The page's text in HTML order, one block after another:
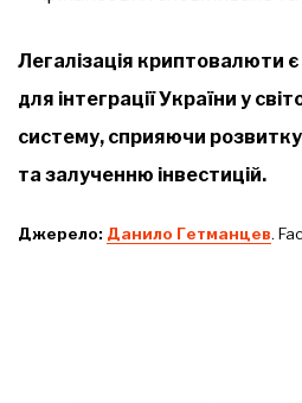
Легалізація криптовалюти
для інтеграції України у
систему, сприяючи
та залученню інвестицій.
Джерело: Данило Гетманцев.